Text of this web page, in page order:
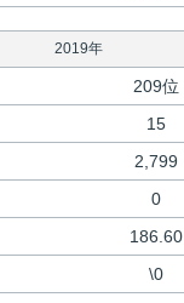
2019年
209位
15
2,799
0
186.60
\0